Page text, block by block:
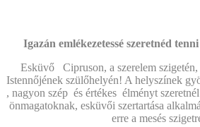
Igazán emlékezetessé szeretnéd
Esküvő Cipruson, a szerelem
Istennőjének szülőhelyén! A helyszínek
, nagyon szép és értékes élményt
önmagatoknak, esküvői szertartása
erre a mesés